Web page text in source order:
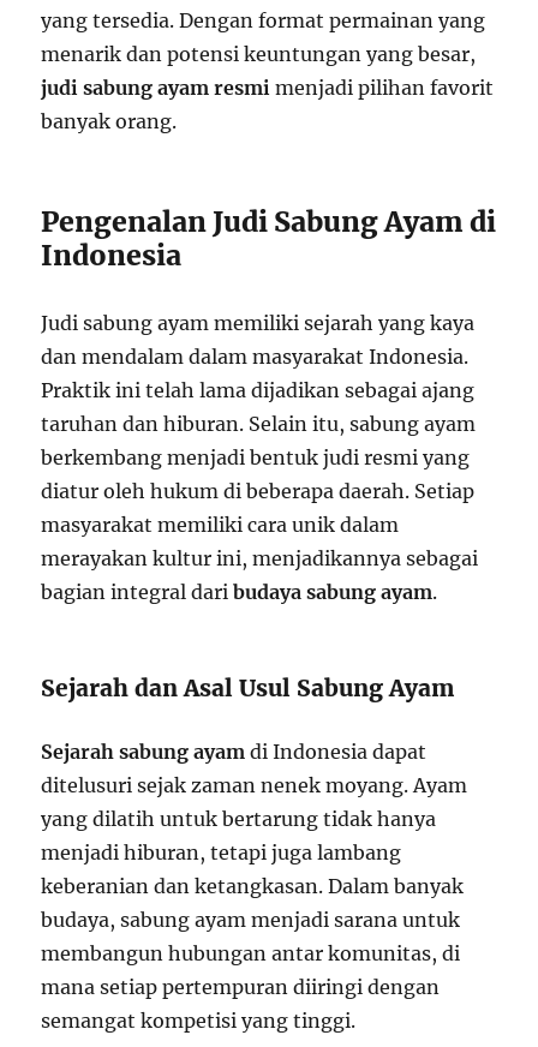
yang tersedia. Dengan format permainan yang
menarik dan potensi keuntungan yang besar,
judi sabung ayam resmi menjadi pilihan favorit
banyak orang.
Pengenalan Judi Sabung Ayam di
Indonesia
Judi sabung ayam memiliki sejarah yang kaya
dan mendalam dalam masyarakat Indonesia.
Praktik ini telah lama dijadikan sebagai ajang
taruhan dan hiburan. Selain itu, sabung ayam
berkembang menjadi bentuk judi resmi yang
diatur oleh hukum di beberapa daerah. Setiap
masyarakat memiliki cara unik dalam
merayakan kultur ini, menjadikannya sebagai
bagian integral daribudaya sabung ayam.
Sejarah dan Asal Usul Sabung Ayam
Sejarah sabung ayam di Indonesia dapat
ditelusuri sejak zaman nenek moyang. Ayam
yang dilatih untuk bertarung tidak hanya
menjadi hiburan, tetapi juga lambang
keberanian dan ketangkasan. Dalam banyak
budaya, sabung ayam menjadi sarana untuk
membangun hubungan antar komunitas, di
mana setiap pertempuran diiringi dengan
semangat kompetisi yang tinggi.